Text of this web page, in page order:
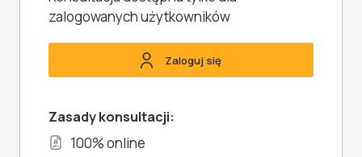
Nie musisz nic instalować - konsultacja
przestrzeń - wszystko, czym się podzielisz
podczas spotkania, pozostaje wyłącznie
między Tobą a doradczynią.
zalogowanych użytkowników
Zaloguj się
Zasady konsultacji:
100% online